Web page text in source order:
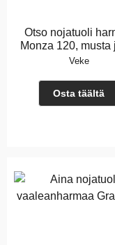
Otso nojatuoli
Monza 120, musta
Veke
Osta täältä